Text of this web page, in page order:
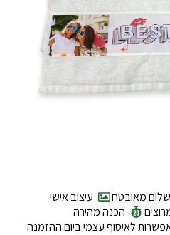
מאובטח
עיצוב אישי
הכנה מהירה
לאיסוף עצמי ביום ההזמנה